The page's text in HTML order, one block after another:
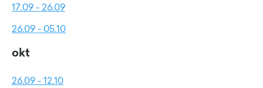
17.09 - 26.09
26.09 - 05.10
okt
26.09 - 12.10